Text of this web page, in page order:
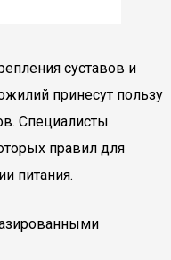
суставов и
принесут пользу
Специалисты
правил для
питания.